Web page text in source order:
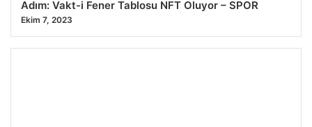
Adım: Vakt-i Fener Tablosu NFT Oluyor – SPOR
Ekim 7, 2023